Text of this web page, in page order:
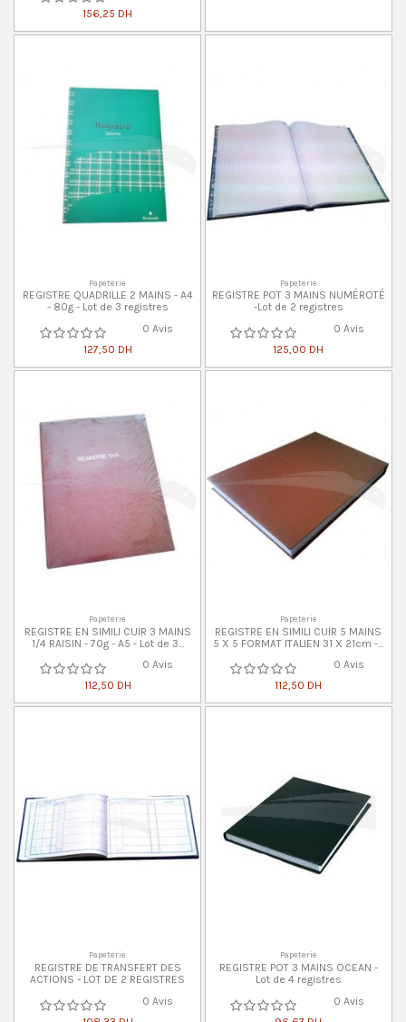
156,25 DH
Papeterie
REGISTRE QUADRILLE 2 MAINS - A4
- 80g - Lot de 3 registres
0 Avis
127,50 DH
Papeterie
REGISTRE POT 3 MAINS NUMÉROTÉ
-Lot de 2 registres
0 Avis
125,00 DH
Papeterie
REGISTRE EN SIMILI CUIR 3 MAINS
1/4 RAISIN - 70g - A5 - Lot de 3...
0 Avis
112,50 DH
Papeterie
REGISTRE EN SIMILI CUIR 5 MAINS
5 X 5 FORMAT ITALIEN 31 X 21cm -...
0 Avis
112,50 DH
Papeterie
REGISTRE DE TRANSFERT DES
ACTIONS - LOT DE 2 REGISTRES
0 Avis
Papeterie
REGISTRE POT 3 MAINS OCEAN -
Lot de 4 registres
0 Avis